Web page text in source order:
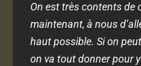
On est très contents de
maintenant, à nous
haut possible. Si on
on va tout donner pour